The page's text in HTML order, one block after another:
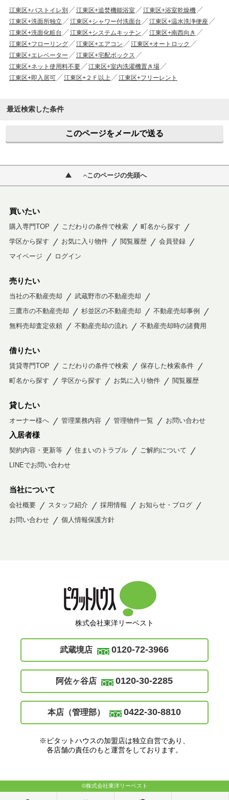
江東区+バストイレ別 江東区+追焚機能浴室
江東区+浴室乾燥機
江東区+洗面所独立
江東区+シャワー付洗面台
江東区+温水洗浄便座
江東区+洗面化粧台
江東区+システムキッチン
江東区+南西向き
江東区+フローリング
江東区+エアコン
江東区+オートロック
江東区+エレベーター
江東区+宅配ボックス
江東区+ネット使用料不要
江東区+室内洗濯機置き場
江東区+即入居可
江東区+２Ｆ以上 江東区+フリーレント
最近検索した条件
このページをメールで送る
このページの先頭へ
買いたい
購入専門TOP こだわりの条件で検索
町名から探す
学区から探す
お気に入り物件 閲覧履歴
会員登録
マイページ
ログイン
売りたい
当社の不動産売却
武蔵野市の不動産売却
三鷹市の不動産売却
杉並区の不動産売却
不動産売却事例
無料売却査定依頼
不動産売却の流れ 不動産売却時の諸費用
借りたい
賃貸専門TOP こだわりの条件で検索
保存した検索条件
町名から探す
学区から探す お気に入り物件 閲覧履歴
貸したい
オーナー様へ 管理業務内容 管理物件一覧 お問い合わせ
入居者様
契約内容・更新等 住まいのトラブル
ご解約について
LINEでお問い合わせ
当社について
会社概要 スタッフ紹介 採用情報
お知らせ・ブログ
お問い合わせ
個人情報保護方針
株式会社東洋リーベスト
武蔵境店 0120-72-3966
阿佐ヶ谷店 0120-30-2285
本店（管理部） 0422-30-8810
※ピタットハウスの加盟店は独立自営であり、
各店舗の責任のもと運営をしております。
©株式会社東洋リーベスト